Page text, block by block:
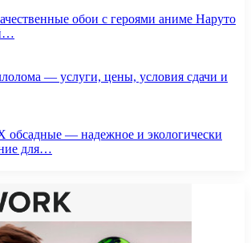
обои с героями аниме Наруто
— услуги, цены, условия сдачи и
— надежное и экологически
для…